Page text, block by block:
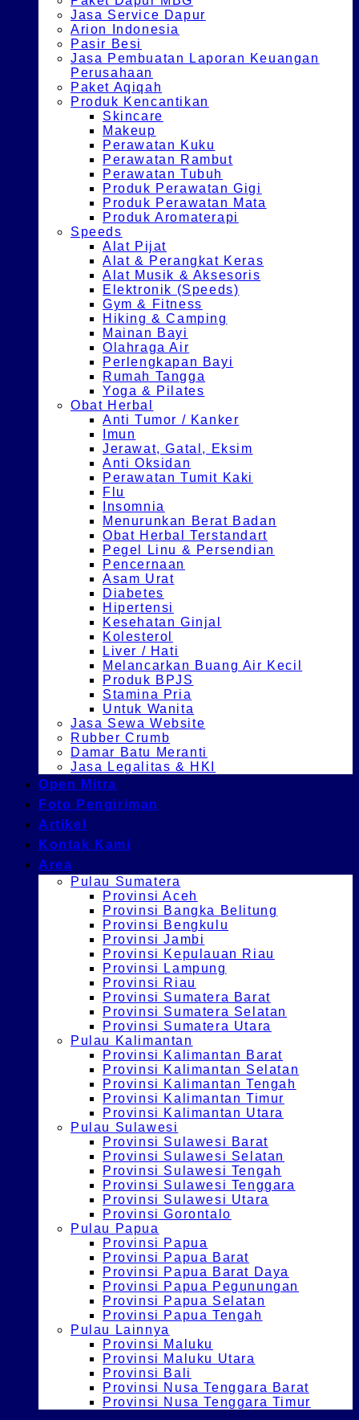
Jasa Service Dapur
Arion Indonesia
Pasir Besi
Jasa Pembuatan Laporan Keuangan
Perusahaan
Paket Aqiqah
Produk Kencantikan
Skincare
Makeup
Perawatan Kuku
Perawatan Rambut
Perawatan Tubuh
Produk Perawatan Gigi
Produk Perawatan Mata
Produk Aromaterapi
Speeds
Alat Pijat
Alat & Perangkat Keras
Alat Musik & Aksesoris
Elektronik (Speeds)
Gym & Fitness
Hiking & Camping
Mainan Bayi
Olahraga Air
Perlengkapan Bayi
Rumah Tangga
Yoga & Pilates
Obat Herbal
Anti Tumor / Kanker
Imun
Jerawat, Gatal, Eksim
Anti Oksidan
Perawatan Tumit Kaki
Flu
Insomnia
Menurunkan Berat Badan
Obat Herbal Terstandart
Pegel Linu & Persendian
Pencernaan
Asam Urat
Diabetes
Hipertensi
Kesehatan Ginjal
Kolesterol
Liver / Hati
Melancarkan Buang Air Kecil
Produk BPJS
Stamina Pria
Untuk Wanita
Jasa Sewa Website
Rubber Crumb
Damar Batu Meranti
Jasa Legalitas & HKI
Open Mitra
Foto Pengiriman
Artikel
Kontak Kami
Area
Pulau Sumatera
Provinsi Aceh
Provinsi Bangka Belitung
Provinsi Bengkulu
Provinsi Jambi
Provinsi Kepulauan Riau
Provinsi Lampung
Provinsi Riau
Provinsi Sumatera Barat
Provinsi Sumatera Selatan
Provinsi Sumatera Utara
Pulau Kalimantan
Provinsi Kalimantan Barat
Provinsi Kalimantan Selatan
Provinsi Kalimantan Tengah
Provinsi Kalimantan Timur
Provinsi Kalimantan Utara
Pulau Sulawesi
Provinsi Sulawesi Barat
Provinsi Sulawesi Selatan
Provinsi Sulawesi Tengah
Provinsi Sulawesi Tenggara
Provinsi Sulawesi Utara
Provinsi Gorontalo
Pulau Papua
Provinsi Papua
Provinsi Papua Barat
Provinsi Papua Barat Daya
Provinsi Papua Pegunungan
Provinsi Papua Selatan
Provinsi Papua Tengah
Pulau Lainnya
Provinsi Maluku
Provinsi Maluku Utara
Provinsi Bali
Provinsi Nusa Tenggara Barat
Provinsi Nusa Tenggara Timur